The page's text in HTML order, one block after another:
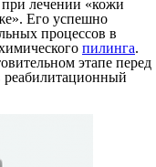
при лечении «кожи
Его успешно
процессов в
пилинга.
этапе перед
реабилитационный